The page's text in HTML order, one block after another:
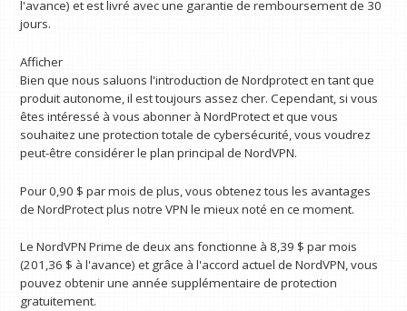
l'avance) et est livré avec une garantie de remboursement de 30
jours.
Afficher
Bien que nous saluons l'introduction de Nordprotect en tant que
produit autonome, il est toujours assez cher. Cependant, si vous
êtes intéressé à vous abonner à NordProtect et que vous
souhaitez une protection totale de cybersécurité, vous voudrez
peut-être considérer le plan principal de NordVPN.
Pour 0,90 $ par mois de plus, vous obtenez tous les avantages
de NordProtect plus notre VPN le mieux noté en ce moment.
Le NordVPN Prime de deux ans fonctionne à 8,39 $ par mois
(201,36 $ à l'avance) et grâce à l'accord actuel de NordVPN, vous
pouvez obtenir une année supplémentaire de protection
gratuitement.